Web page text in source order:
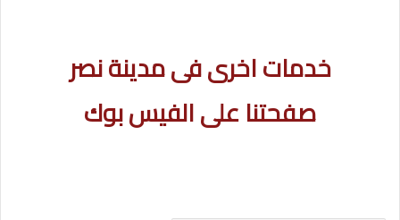
خدمات اخرى فى مدينة نصر
صفحتنا على الفيس بوك